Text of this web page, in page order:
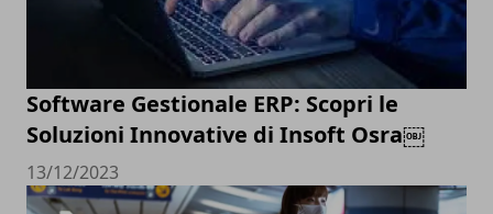
Software Gestionale ERP: Scopri le
Soluzioni Innovative di Insoft Osra￼
13/12/2023